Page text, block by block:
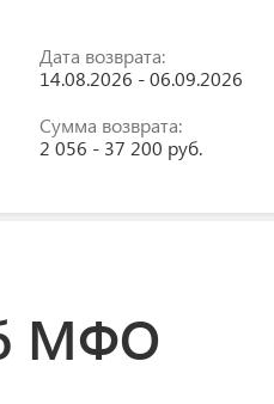
Дата возврата:
14.08.2026 - 06.09.2026
Сумма возврата:
2 056 - 37 200 руб.
МФО